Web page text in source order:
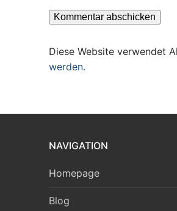
Diese Website verwendet
werden.
NAVIGATION
Homepage
Blog